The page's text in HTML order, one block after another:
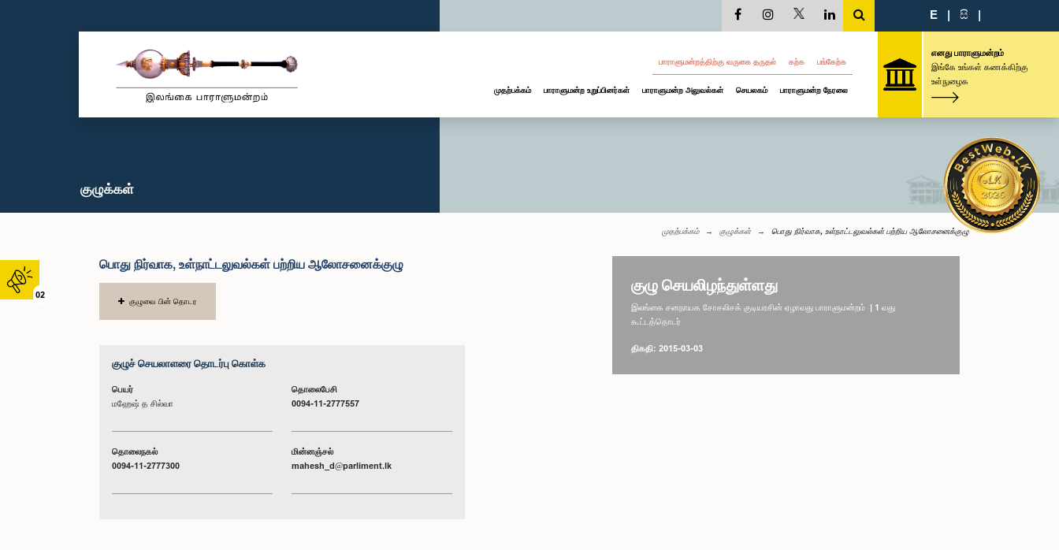
02
E | සි |
பாராளுமன்றத்திற்கு வருகை தருதல் கற்க பங்கேற்க
முதற்பக்கம் பாராளுமன்ற உறுப்பினர்கள் பாராளுமன்ற அலுவல்கள் செயலகம் பாராளுமன்ற நேரலை
எனது பாராளுமன்றம்
இங்கே உங்கள் கணக்கிற்கு
உள்நுழைக
குழுக்கள்
முதற்பக்கம் குழுக்கள் பொது நிர்வாக, உள்நாட்டலுவல்கள் பற்றிய ஆலோசனைக்குழு
பொது நிர்வாக, உள்நாட்டலுவல்கள் பற்றிய ஆலோசனைக்குழு
குழுவை பின் தொடர
குழுச் செயலாளரை தொடர்பு கொள்க
பெயர்
மஹேஷ் த சில்வா
தொலைபேசி
0094-11-2777557
தொலைநகல்
0094-11-2777300
மின்னஞ்சல்
mahesh_d@parliment.lk
குழு செயலிழந்துள்ளது
இலங்கை சனநாயக சோசலிசக் குடியரசின் ஏழாவது பாராளுமன்றம் | 1 வது
கூட்டத்தொடர்
திகதி: 2015-03-03